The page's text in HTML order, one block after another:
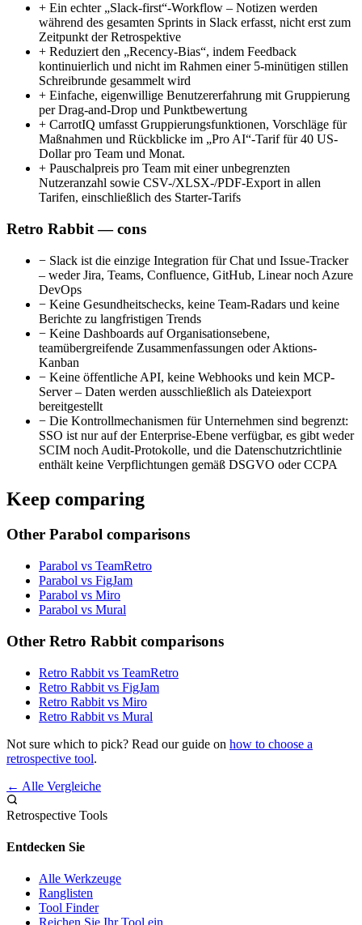
+ Ein echter „Slack-first“-Workflow – Notizen werden
während des gesamten Sprints in Slack erfasst, nicht erst zum
Zeitpunkt der Retrospektive
+ Reduziert den „Recency-Bias“, indem Feedback
kontinuierlich und nicht im Rahmen einer 5-minütigen stillen
Schreibrunde gesammelt wird
+ Einfache, eigenwillige Benutzererfahrung mit Gruppierung
per Drag-and-Drop und Punktbewertung
+ CarrotIQ umfasst Gruppierungsfunktionen, Vorschläge für
Maßnahmen und Rückblicke im „Pro AI“-Tarif für 40 US-
Dollar pro Team und Monat.
+ Pauschalpreis pro Team mit einer unbegrenzten
Nutzeranzahl sowie CSV-/XLSX-/PDF-Export in allen
Tarifen, einschließlich des Starter-Tarifs
Retro Rabbit — cons
− Slack ist die einzige Integration für Chat und Issue-Tracker
– weder Jira, Teams, Confluence, GitHub, Linear noch Azure
DevOps
− Keine Gesundheitschecks, keine Team-Radars und keine
Berichte zu langfristigen Trends
− Keine Dashboards auf Organisationsebene,
teamübergreifende Zusammenfassungen oder Aktions-
Kanban
− Keine öffentliche API, keine Webhooks und kein MCP-
Server – Daten werden ausschließlich als Dateiexport
bereitgestellt
− Die Kontrollmechanismen für Unternehmen sind begrenzt:
SSO ist nur auf der Enterprise-Ebene verfügbar, es gibt weder
SCIM noch Audit-Protokolle, und die Datenschutzrichtlinie
enthält keine Verpflichtungen gemäß DSGVO oder CCPA
Keep comparing
Other Parabol comparisons
Parabol vs TeamRetro
Parabol vs FigJam
Parabol vs Miro
Parabol vs Mural
Other Retro Rabbit comparisons
Retro Rabbit vs TeamRetro
Retro Rabbit vs FigJam
Retro Rabbit vs Miro
Retro Rabbit vs Mural
Not sure which to pick? Read our guide on how to choose a
retrospective tool.
← Alle Vergleiche
Retrospective Tools
Entdecken Sie
Alle Werkzeuge
Ranglisten
Tool Finder